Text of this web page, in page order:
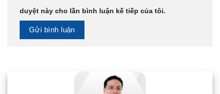
duyệt này cho lần bình luận kế tiếp của tôi.